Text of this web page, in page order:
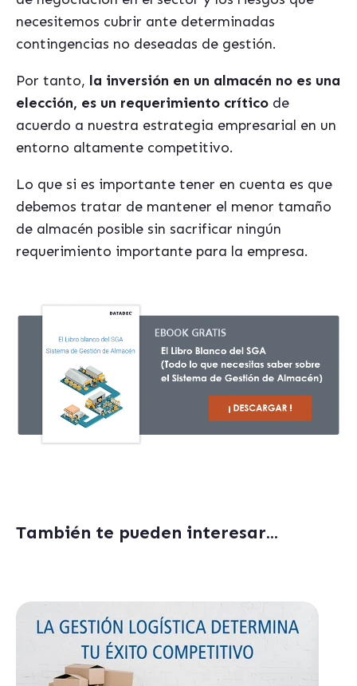
necesitemos cubrir ante determinadas
contingencias no deseadas de gestión.
Por tanto, la inversión en un almacén no es una
elección, es un requerimiento crítico de
acuerdo a nuestra estrategia empresarial en un
entorno altamente competitivo.
Lo que si es importante tener en cuenta es que
debemos tratar de mantener el menor tamaño
de almacén posible sin sacrificar ningún
requerimiento importante para la empresa.
También te pueden interesar...